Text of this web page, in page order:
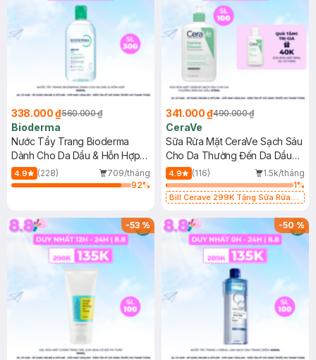
338.000 ₫560.000 ₫
Bioderma
Nước Tẩy Trang Bioderma
Dành Cho Da Dầu & Hỗn Hợp
500ml
4.9 (228)
709/tháng
92%
341.000 ₫490.000 ₫
CeraVe
Sữa Rửa Mặt CeraVe Sạch Sâu
Cho Da Thường Đến Da Dầu
473ml
4.9 (116)
1.5k/tháng
1%
Bill Cerave 299K Tặng Sữa Rửa
-53% -50%